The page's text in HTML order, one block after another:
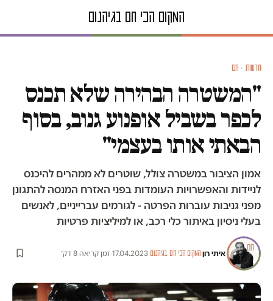
חדשות · חם
"המשטרה הבהירה שלא תכנס
לכפר בשביל אופנוע גנוב, בסוף
הבאתי אותו בעצמי"
אמון הציבור במשטרה צולל, שוטרים לא ממהרים להיכנס
לניידות והאפשרויות העומדות בפני האזרח המנסה להתגונן
מפני גניבות עוברות הפרטה - לגורמים עברייניים, לאנשים
בעלי ניסיון באיתור כלי רכב, או למיליציות פרטיות
איתי רון·המקום הכי חם בגיהנום·
17.04.2023
·זמן קריאה 8 דק׳